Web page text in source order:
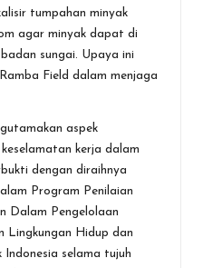
tumpahan minyak
agar minyak dapat di
sungai. Upaya ini
Field dalam menjaga
aspek
kerja dalam
dengan diraihnya
Program Penilaian
Dalam Pengelolaan
Lingkungan Hidup dan
selama tujuh